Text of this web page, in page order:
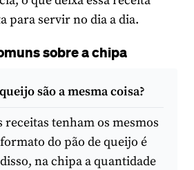
para servir no dia a dia.
sobre a chipa
são a mesma coisa?
receitas tenham os mesmos
do pão de queijo é
na chipa a quantidade